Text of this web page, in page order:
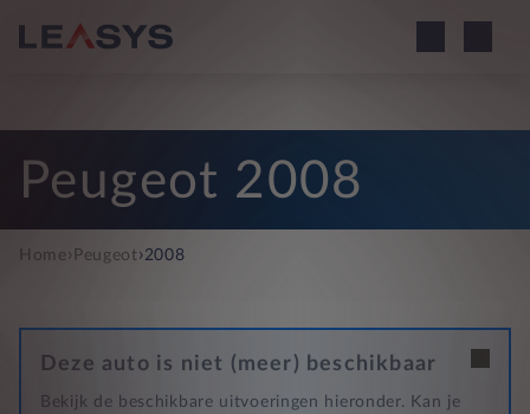
Peugeot 2008
Home› Peugeot›2008
Deze auto is niet (meer) beschikbaar
Bekijk de beschikbare uitvoeringen hieronder. Kan je